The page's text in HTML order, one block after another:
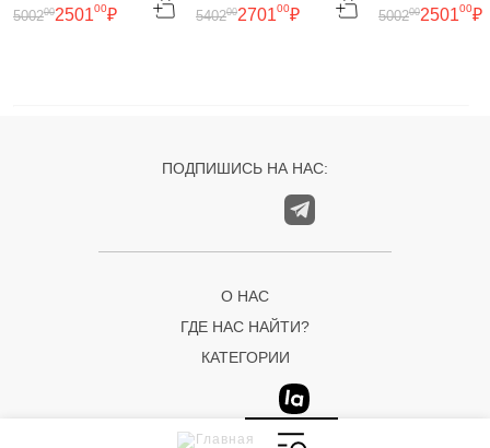
250100₽
500200 270100₽
540200 250100₽
500200
ПОДПИШИСЬ НА НАС:
О НАС
ГДЕ НАС НАЙТИ?
КАТЕГОРИИ